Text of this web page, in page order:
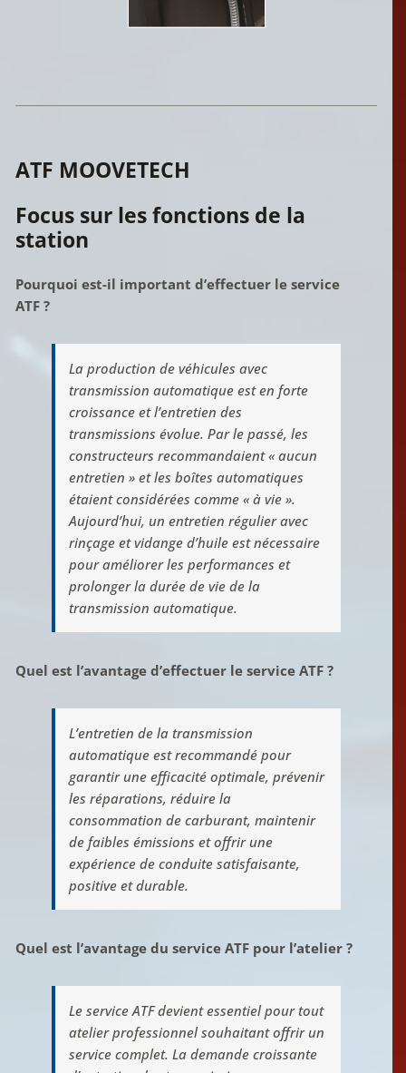
ATF MOOVETECH
Focus sur les fonctions de la
station
Pourquoi est-il important d’effectuer le service
ATF ?
La production de véhicules avec
transmission automatique est en forte
croissance et l’entretien des
transmissions évolue. Par le passé, les
constructeurs recommandaient « aucun
entretien » et les boîtes automatiques
étaient considérées comme « à vie ».
Aujourd’hui, un entretien régulier avec
rinçage et vidange d’huile est nécessaire
pour améliorer les performances et
prolonger la durée de vie de la
transmission automatique.
Quel est l’avantage d’effectuer le service ATF ?
L’entretien de la transmission
automatique est recommandé pour
garantir une efficacité optimale, prévenir
les réparations, réduire la
consommation de carburant, maintenir
de faibles émissions et offrir une
expérience de conduite satisfaisante,
positive et durable.
Quel est l’avantage du service ATF pour l’atelier ?
Le service ATF devient essentiel pour tout
atelier professionnel souhaitant offrir un
service complet. La demande croissante